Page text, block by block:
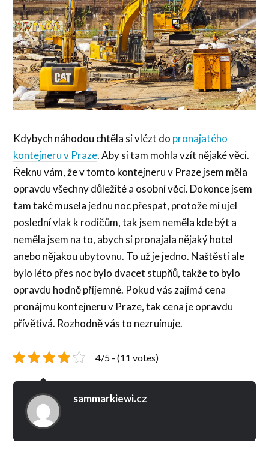
Kdybych náhodou chtěla si vlézt do pronajatého
kontejneru v Praze. Aby si tam mohla vzít nějaké věci.
Řeknu vám, že v tomto kontejneru v Praze jsem měla
opravdu všechny důležité a osobní věci. Dokonce jsem
tam také musela jednu noc přespat, protože mi ujel
poslední vlak k rodičům, tak jsem neměla kde být a
neměla jsem na to, abych si pronajala nějaký hotel
anebo nějakou ubytovnu. To už je jedno. Naštěstí ale
bylo léto přes noc bylo dvacet stupňů, takže to bylo
opravdu hodně příjemné. Pokud vás zajímá cena
pronájmu kontejneru v Praze, tak cena je opravdu
přívětivá. Rozhodně vás to nezruinuje.
4/5 - (11 votes)
sammarkiewi.cz